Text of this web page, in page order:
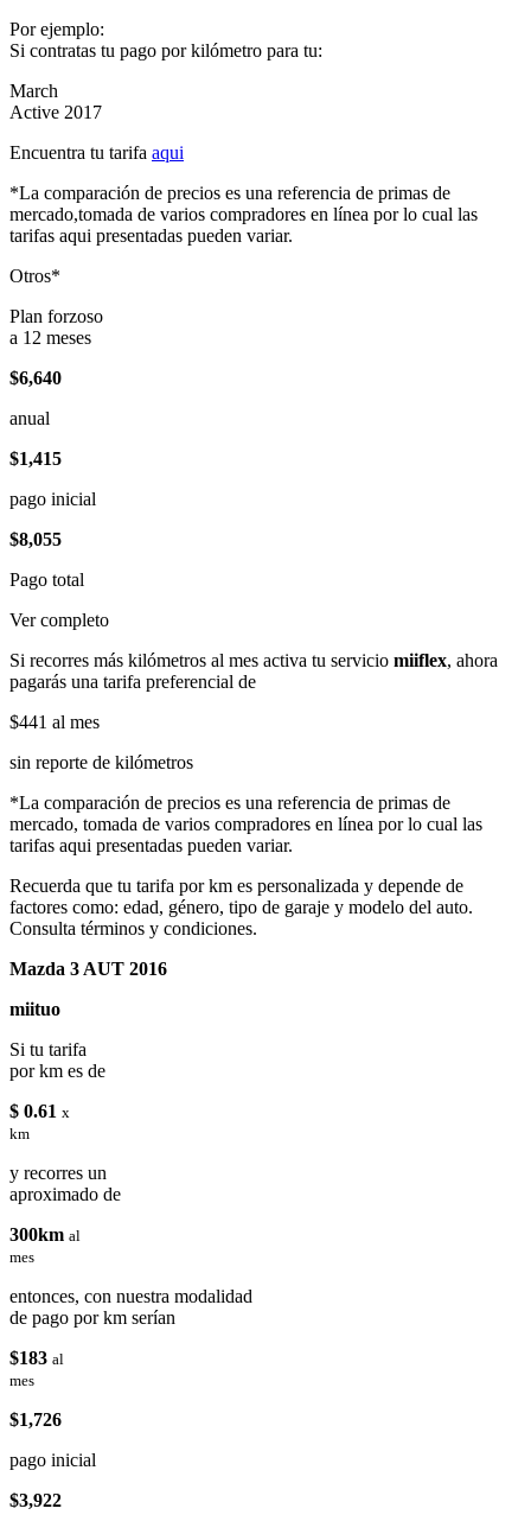
Por ejemplo:
Si contratas tu pago por kilómetro para tu:
March
Active 2017
Encuentra tu tarifa aqui
*La comparación de precios es una referencia de primas de
mercado,tomada de varios compradores en línea por lo cual las
tarifas aqui presentadas pueden variar.
Otros*
Plan forzoso
a 12 meses
$6,640
anual
$1,415
pago inicial
$8,055
Pago total
Ver completo
Si recorres más kilómetros al mes activa tu servicio miiflex, ahora
pagarás una tarifa preferencial de
$441 al mes
sin reporte de kilómetros
*La comparación de precios es una referencia de primas de
mercado, tomada de varios compradores en línea por lo cual las
tarifas aqui presentadas pueden variar.
Recuerda que tu tarifa por km es personalizada y depende de
factores como: edad, género, tipo de garaje y modelo del auto.
Consulta términos y condiciones.
Mazda 3 AUT 2016
miituo
Si tu tarifa
por km es de
$ 0.61 x
km
y recorres un
aproximado de
300km al
mes
entonces, con nuestra modalidad
de pago por km serían
$183 al
mes
$1,726
pago inicial
$3,922